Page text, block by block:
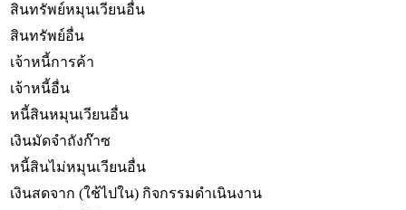
สินทรัพย์หมุนเวียนอื่น
สินทรัพย์อื่น
เจ้าหนี้การค้า
เจ้าหนี้อื่น
หนี้สินหมุนเวียนอื่น
เงินมัดจำถังก๊าซ
หนี้สินไม่หมุนเวียนอื่น
เงินสดจาก (ใช้ไปใน) กิจกรรมดำเนินงาน